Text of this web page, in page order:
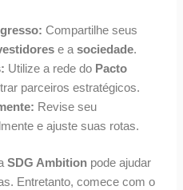
Compartilhe seus
e asociedade.
Utilize a rede do Pacto
parceiros estratégicos.
Revise seu
e ajuste suas rotas.
SDG Ambition pode ajudar
Entretanto, comece com o